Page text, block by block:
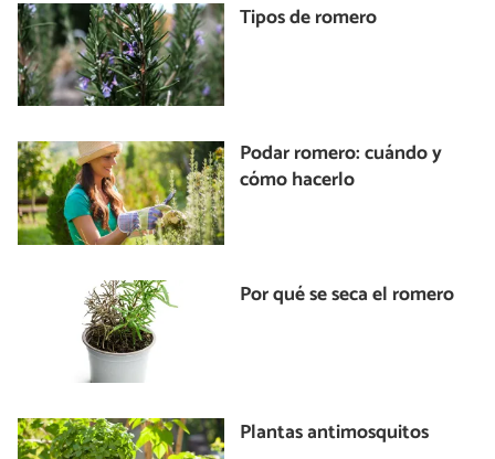
Tipos de romero
Podar romero: cuándo y
cómo hacerlo
Por qué se seca el romero
Plantas antimosquitos